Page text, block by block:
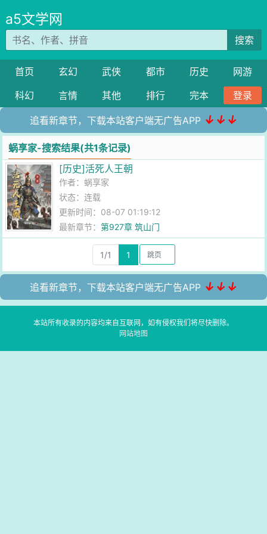
a5文学网
搜索
首页 玄幻 武侠 都市 历史
网游
科幻
言情 其他 排行 完本 登录
追看新章节，下载本站客户端无广告APP ↓↓↓
蜗享家-搜索结果(共1条记录)
[历史]活死人王朝
作者： 蜗享家
状态：连载
更新时间：08-07 01:19:12
最新章节：第927章 筑山门
1/1 1
追看新章节，下载本站客户端无广告APP ↓↓↓
本站所有收录的内容均来自互联网，如有侵权我们将尽快删除。
网站地图